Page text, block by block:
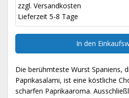
zzgl. Versandkosten
Lieferzeit 5-8 Tage
In den
Die berühmteste Wurst Spaniens,
Paprikasalami, ist eine köstliche
scharfen Paprikaaroma.